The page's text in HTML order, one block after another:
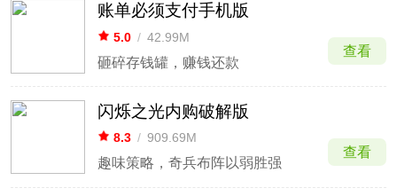
账单必须支付手机版
5.0 / 42.99M
砸碎存钱罐，赚钱还款
查看
闪烁之光内购破解版
8.3 / 909.69M
趣味策略，奇兵布阵以弱胜强
查看